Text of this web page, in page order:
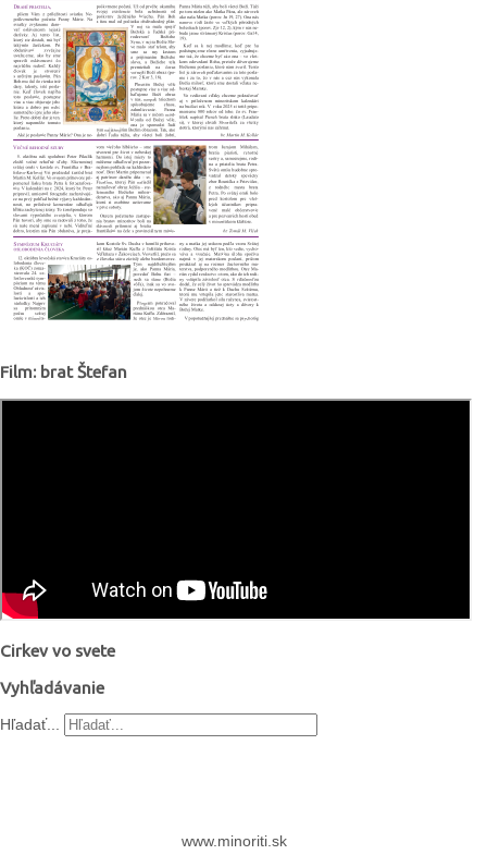
Film: brat Štefan
Cirkev vo svete
Vyhľadávanie
Hľadať...
www.minoriti.sk